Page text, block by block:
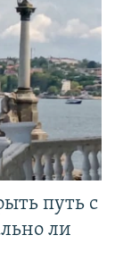
путь с
ли